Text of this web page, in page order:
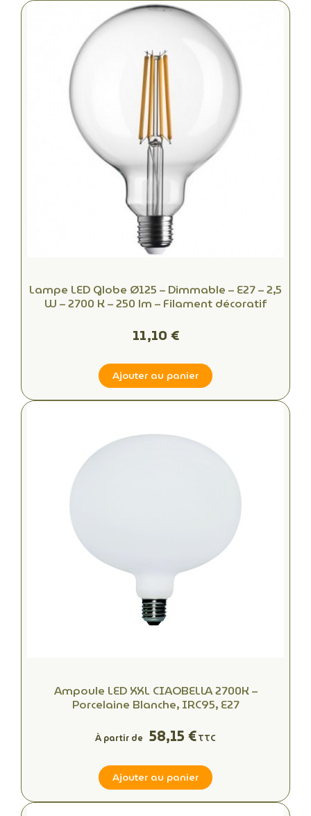
Lampe LED Globe Ø125 – Dimmable – E27 – 2,5
W – 2700 K – 250 lm – Filament décoratif
11,10 €
Ajouter au panier
Ampoule LED XXL CIAOBELLA 2700K –
Porcelaine Blanche, IRC95, E27
À partir de 58,15 €TTC
Ajouter au panier